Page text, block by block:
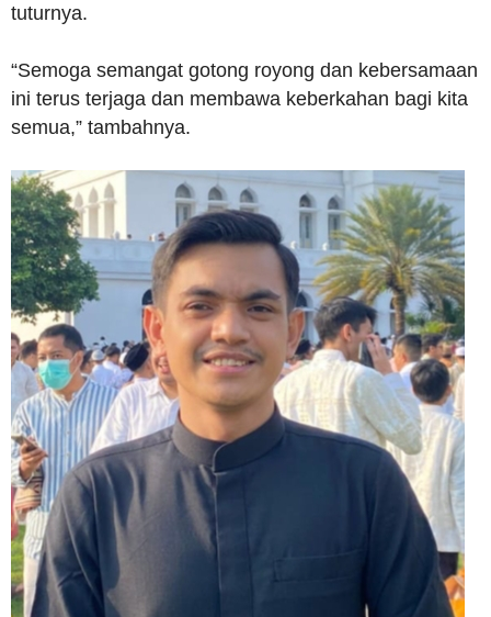
tuturnya.
“Semoga semangat gotong royong dan kebersamaan
ini terus terjaga dan membawa keberkahan bagi kita
semua,” tambahnya.